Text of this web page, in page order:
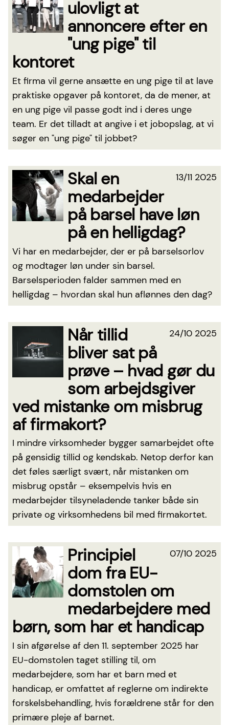
ulovligt at
annoncere efter en
"ung pige" til
kontoret
Et firma vil gerne ansætte en ung pige til at lave
praktiske opgaver på kontoret, da de mener, at
en ung pige vil passe godt ind i deres unge
team. Er det tilladt at angive i et jobopslag, at vi
søger en "ung pige" til jobbet?
13/11 2025
Skal en
medarbejder
på barsel have løn
på en helligdag?
Vi har en medarbejder, der er på barselsorlov
og modtager løn under sin barsel.
Barselsperioden falder sammen med en
helligdag – hvordan skal hun aflønnes den dag?
24/10 2025
Når tillid
bliver sat på
prøve – hvad gør du
som arbejdsgiver
ved mistanke om misbrug
af firmakort?
I mindre virksomheder bygger samarbejdet ofte
på gensidig tillid og kendskab. Netop derfor kan
det føles særligt svært, når mistanken om
misbrug opstår – eksempelvis hvis en
medarbejder tilsyneladende tanker både sin
private og virksomhedens bil med firmakortet.
07/10 2025
Principiel
dom fra EU-
domstolen om
medarbejdere med
børn, som har et handicap
I sin afgørelse af den 11. september 2025 har
EU-domstolen taget stilling til, om
medarbejdere, som har et barn med et
handicap, er omfattet af reglerne om indirekte
forskelsbehandling, hvis forældrene står for den
primære pleje af barnet.